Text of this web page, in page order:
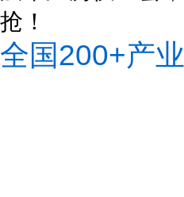
抢！
全国200+产